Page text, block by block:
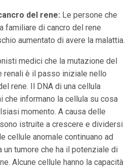
del rene: Le persone che
familiare di cancro del rene
aumentato di avere la malattia.
medici che la mutazione del
renali è il passo iniziale nello
rene. Il DNA di una cellula
che informano la cellula su cosa
momento. A causa delle
istruite a crescere e dividersi
cellule anomale continuano ad
un tumore che ha il potenziale di
Alcune cellule hanno la capacità